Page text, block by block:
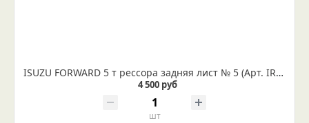
ISUZU FORWARD 5 т рессора задняя лист № 5 (Арт. IR 07-05-05)
4 500 руб
шт